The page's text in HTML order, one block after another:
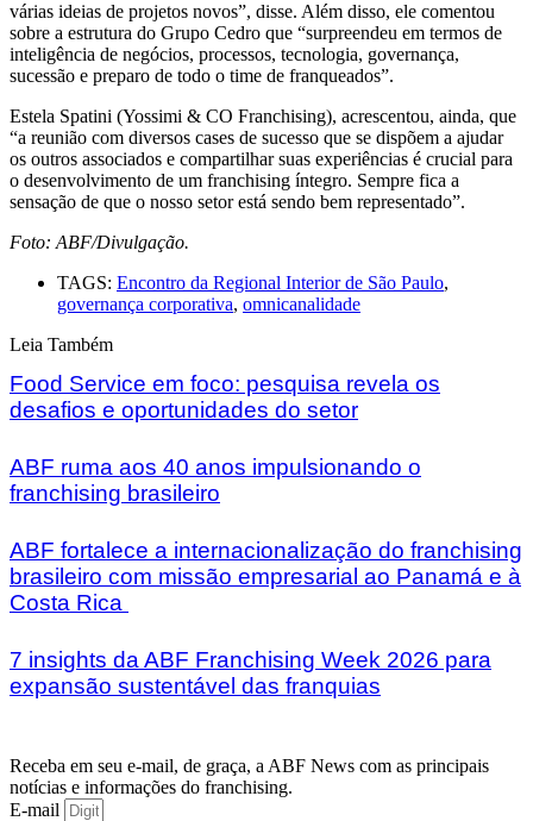
várias ideias de projetos novos”, disse. Além disso, ele comentou
sobre a estrutura do Grupo Cedro que “surpreendeu em termos de
inteligência de negócios, processos, tecnologia, governança,
sucessão e preparo de todo o time de franqueados”.
Estela Spatini (Yossimi & CO Franchising), acrescentou, ainda, que
“a reunião com diversos cases de sucesso que se dispõem a ajudar
os outros associados e compartilhar suas experiências é crucial para
o desenvolvimento de um franchising íntegro. Sempre fica a
sensação de que o nosso setor está sendo bem representado”.
Foto: ABF/Divulgação.
TAGS: Encontro da Regional Interior de São Paulo,
governança corporativa, omnicanalidade
Leia Também
Food Service em foco: pesquisa revela os
desafios e oportunidades do setor
ABF ruma aos 40 anos impulsionando o
franchising brasileiro
ABF fortalece a internacionalização do franchising
brasileiro com missão empresarial ao Panamá e à
Costa Rica
7 insights da ABF Franchising Week 2026 para
expansão sustentável das franquias
Receba em seu e-mail, de graça, a ABF News com as principais
notícias e informações do franchising.
E-mail